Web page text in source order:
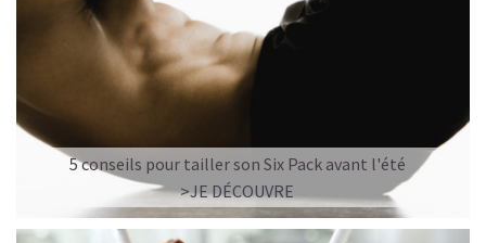
5 conseils pour tailler son Six Pack avant l'été
>JE DÉCOUVRE